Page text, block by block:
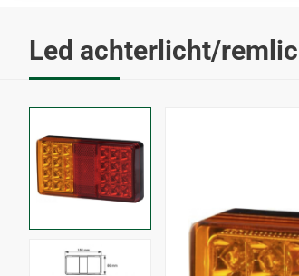
Led achterlicht/